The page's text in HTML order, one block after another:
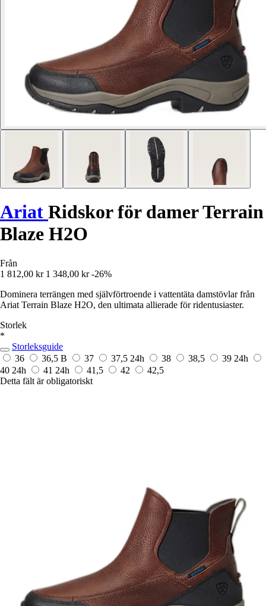
Ariat Ridskor för damer Terrain
Blaze H2O
Från
1 812,00 kr 1 348,00 kr -26%
Dominera terrängen med självförtroende i vattentäta damstövlar från
Ariat Terrain Blaze H2O, den ultimata allierade för ridentusiaster.
Storlek
*
Storleksguide
36
36,5 B 37 37,5 24h 38 38,5 39 24h
40 24h 41 24h 41,5 42
42,5
Detta fält är obligatoriskt